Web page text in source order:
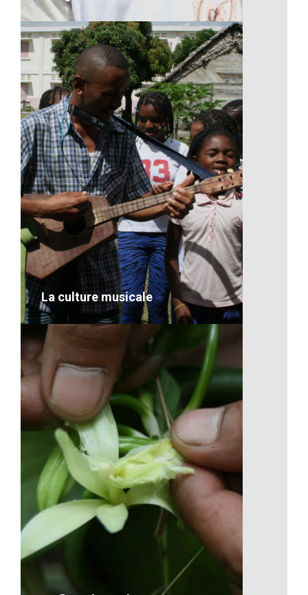
La joie toujours au rendez-vous
sur leur visage
VOIR LE DÉTAIL
La culture musicale
La culture musicale